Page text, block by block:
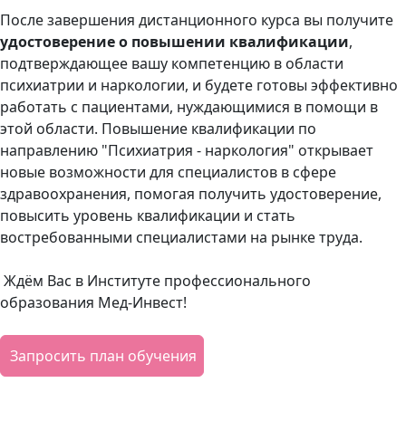
После завершения дистанционного курса вы получите
удостоверение о повышении квалификации,
подтверждающее вашу компетенцию в области
психиатрии и наркологии, и будете готовы эффективно
работать с пациентами, нуждающимися в помощи в
этой области. Повышение квалификации по
направлению "Психиатрия - наркология" открывает
новые возможности для специалистов в сфере
здравоохранения, помогая получить удостоверение,
повысить уровень квалификации и стать
востребованными специалистами на рынке труда.
Ждём Вас в Институте профессионального
образования Мед-Инвест!
Запросить план обучения